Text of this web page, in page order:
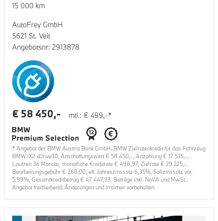
15 000 km
AutoFrey GmbH
5621 St. Veit
Angebotsnr: 2913878
mtl.: € 499,-*
€ 58 450,-
* Angebot der BMW Austria Bank GmbH. BMW Zielratenkredit für das Fahrzeug
BMW iX2 xDrive30 , Anschaffungswert € 58 450 ,-, Anzahlung € 17 535 ,-,
Laufzeit36 Monate, monatliche Kreditrate € 498,97, Zielrate € 29 225 ,-,
Bearbeitungsgebühr € 260,00 , eff. Jahreszinssatz 6,35%, Sollzinssatz var.
5,99%, Gesamtkreditbetrag € 47 447,93. Beträge inkl. NoVA und MwSt..
Angebot freibleibend. Änderungen und Irrtümer vorbehalten.